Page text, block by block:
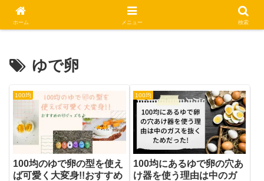
休日はステキな一日にしましょう
ゆで卵
100均
100均のゆで卵の型を使え
ば可愛く大変身!!おすすめ
100均
100均にあるゆで卵の穴あ
け器を使う理由は中のガ
ホーム メニュー 検索